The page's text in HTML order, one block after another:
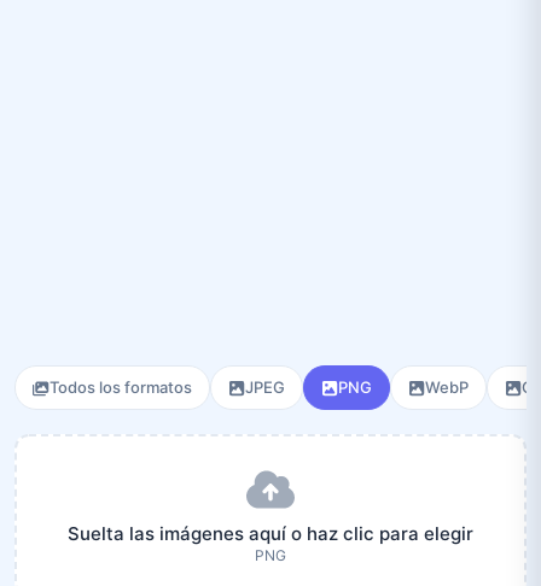
Todos los formatos JPEG PNG WebP
Suelta las imágenes aquí o haz clic para elegir
PNG